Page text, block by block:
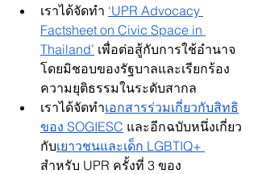
เราได้จัดทำ ‘UPR Advocacy
Factsheet on Civic Space in
Thailand’ เพื่อต่อสู้กับการใช้อำนาจ
โดยมิชอบของรัฐบาลและเรียกร้อง
ความยุติธรรมในระดับสากล
เราได้จัดทำเอกสารร่วมเกี่ยวกับสิทธิ
ของ SOGIESC และอีกฉบับหนึ่งเกี่ยว
กับเยาวชนและเด็ก LGBTIQ+
สำหรับ UPR ครั้งที่ 3 ของ